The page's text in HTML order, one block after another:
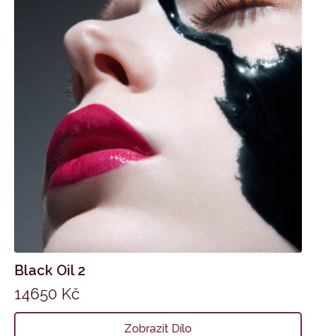
Black Oil 2
14650 Kč
Zobrazit Dílo